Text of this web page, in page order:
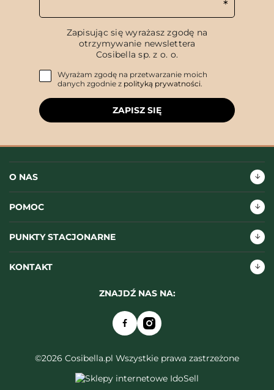
Zapisując się wyrażasz zgodę na
otrzymywanie newslettera
Cosibella sp. z o. o.
Wyrażam zgodę na przetwarzanie moich
danych zgodnie z polityką prywatności.
ZAPISZ SIĘ
O NAS
POMOC
PUNKTY STACJONARNE
KONTAKT
ZNAJDŹ NAS NA:
©2026 Cosibella.pl Wszystkie prawa zastrzeżone